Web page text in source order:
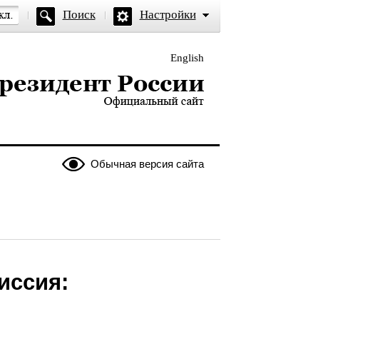
Поиск Настройки
English
России — официальный сайт
Обычная версия сайта